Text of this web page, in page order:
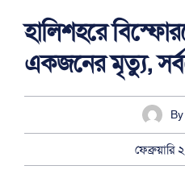
হালিশহরে
একজনের মৃত্যু,
By